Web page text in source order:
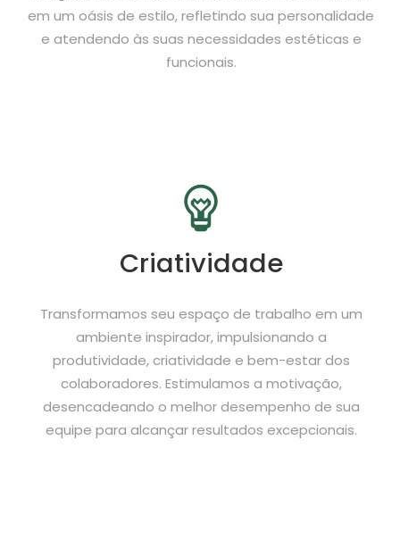
em um oásis de estilo, refletindo sua personalidade
e atendendo às suas necessidades estéticas e
funcionais.
Criatividade
Transformamos seu espaço de trabalho em um
ambiente inspirador, impulsionando a
produtividade, criatividade e bem-estar dos
colaboradores. Estimulamos a motivação,
desencadeando o melhor desempenho de sua
equipe para alcançar resultados excepcionais.